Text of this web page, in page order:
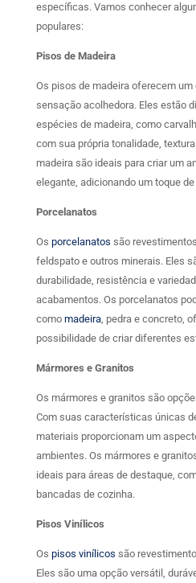
específicas. Vamos conhecer
populares:
Pisos de Madeira
Os pisos de madeira oferecem
sensação acolhedora. Eles estão
espécies de madeira, como
com sua própria tonalidade,
madeira são ideais para criar um
elegante, adicionando um toque
Porcelanatos
Os porcelanatos são
feldspato e outros minerais. Eles
durabilidade, resistência e
acabamentos. Os porcelanatos
como madeira, pedra e concreto,
possibilidade de criar diferentes
Mármores e Granitos
Os mármores e granitos são
Com suas características únicas
materiais proporcionam um
ambientes. Os mármores e
ideais para áreas de destaque,
bancadas de cozinha.
Pisos Vinílicos
Os pisos vinílicos são
Eles são uma opção versátil,